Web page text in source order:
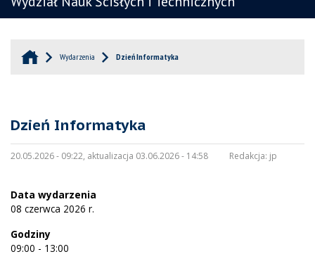
Wydarzenia Dzień Informatyka
Dzień Informatyka
20.05.2026 - 09:22, aktualizacja 03.06.2026 - 14:58 Redakcja: jp
Data wydarzenia
08 czerwca 2026 r.
Godziny
09:00 - 13:00